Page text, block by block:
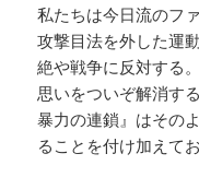
私たちは今日流のフ
攻撃目法を外した運
絶や戦争に反対する
思いをついぞ解消す
暴力の連鎖』はその
ることを付け加えて